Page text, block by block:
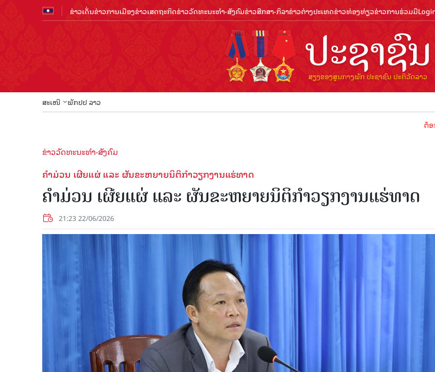
ຂ່າວເດັ່ນຂ່າວການເມືອງຂ່າວເສດຖະກິດຂ່າວວັດທະນະທຳ-ສັງຄົມຂ່າວສືກສາ-ກິລາຂ່າວຕ່າງປະເທດຂ່າວທ່ອງທ່ຽວຂ່າວການຮ່ວມມື
ສະເໜີ ພັກປປ ລາວ
ຕ້ອນຮັບປີທ່
ຂ່າວວັດທະນະທຳ-ສັງຄົມ
ຄໍາມ່ວນ ເຜີຍແຜ່ ແລະ ຜັນຂະຫຍາຍນິຕິກຳວຽກງານແຮ່ທາດ
ຄໍາມ່ວນ ເຜີຍແຜ່ ແລະ ຜັນຂະຫຍາຍນິຕິກຳວຽກງານແຮ່ທາດ
21:23 22/06/2026